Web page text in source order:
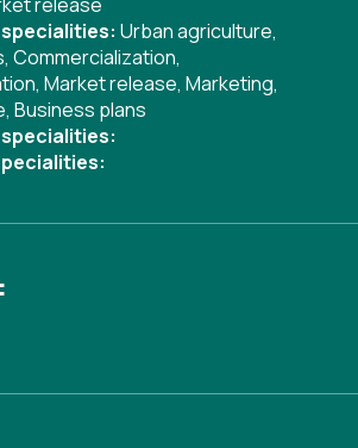
Urban agriculture,
, Commercialization,
, Market release, Marketing,
, Business plans